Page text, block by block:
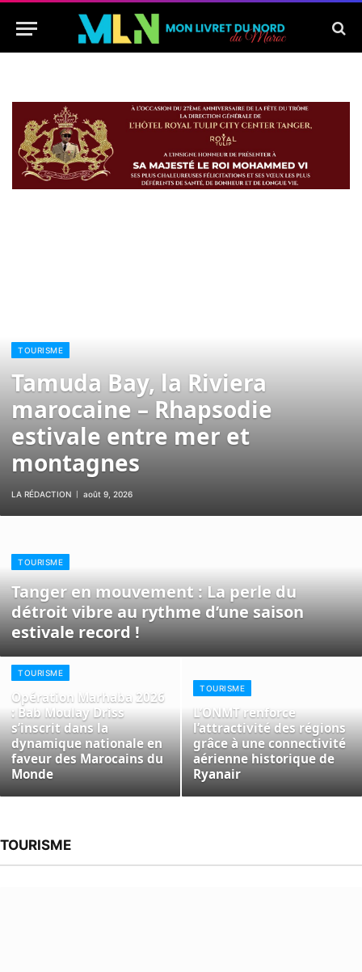
TOURISME
Tamuda Bay, la Riviera
marocaine – Rhapsodie
estivale entre mer et
montagnes
LA RÉDACTION août 9, 2026
TOURISME
Tanger en mouvement : La perle du
détroit vibre au rythme d’une saison
estivale record !
TOURISME
Opération Marhaba 2026
: Bab Moulay Driss
s’inscrit dans la
dynamique nationale en
faveur des Marocains du
Monde
TOURISME
L’ONMT renforce
l’attractivité des régions
grâce à une connectivité
aérienne historique de
Ryanair
TOURISME